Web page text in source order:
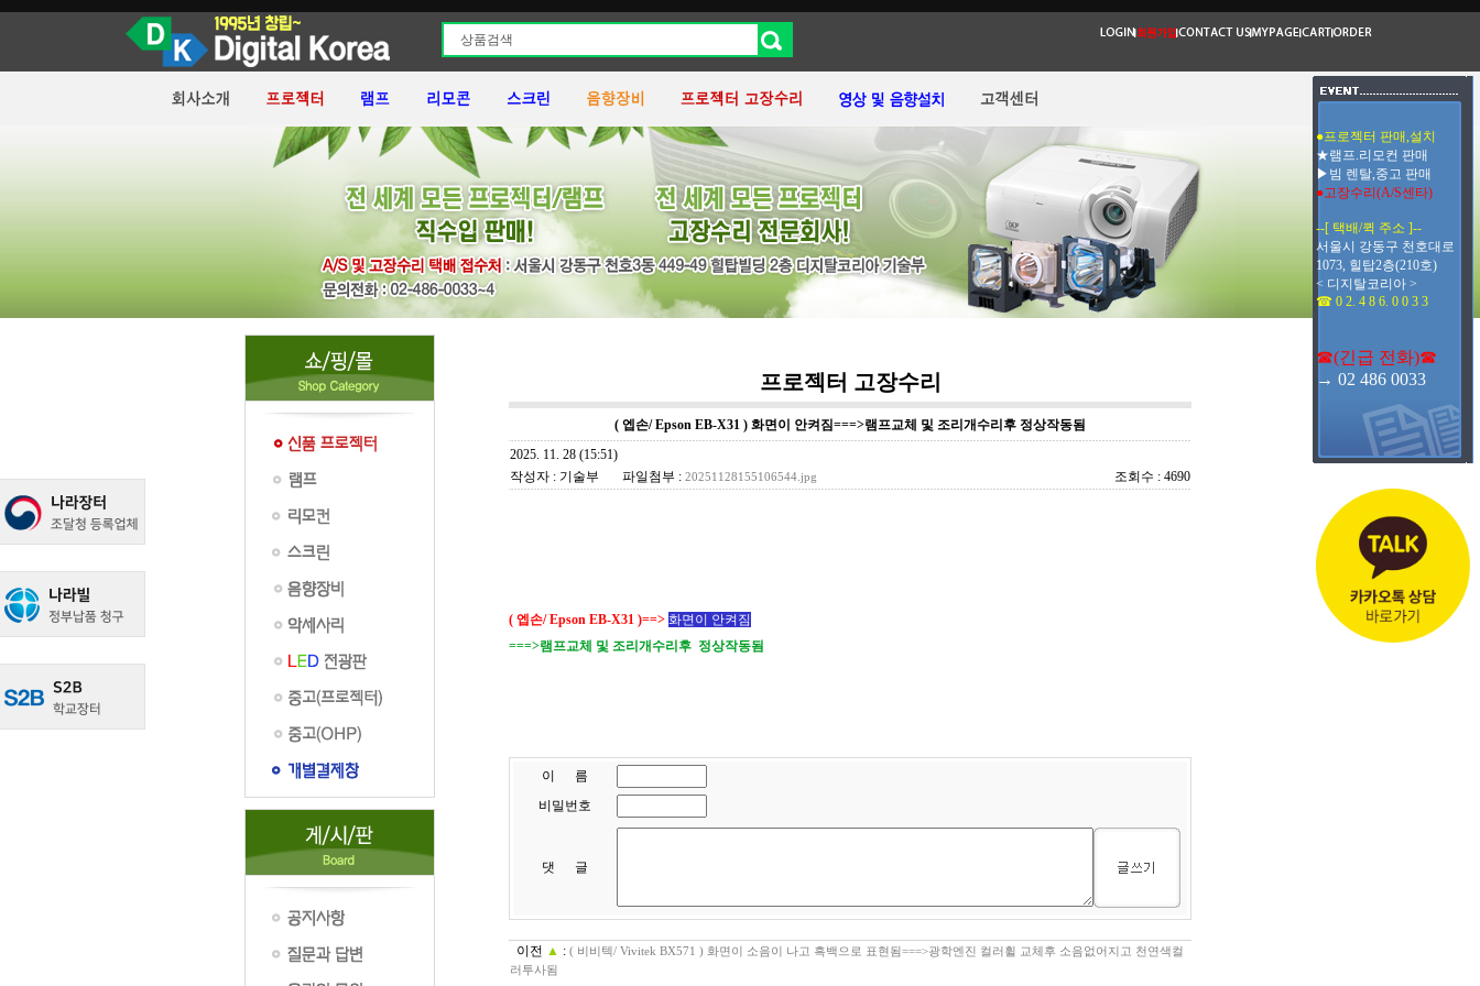
프로젝터 고장수리
( 엡손/ Epson EB-X31 ) 화면이 안켜짐===>램프교체 및 조리개수리후 정상작동됨
2025. 11. 28 (15:51)
작성자 : 기술부 파일첨부 : 20251128155106544.jpg 조회수 : 4690
( 엡손/ Epson EB-X31 )==> 화면이 안켜짐
===>램프교체 및 조리개수리후 정상작동됨
이 름
비밀번호
댓 글
이전 ▲ : ( 비비텍/ Vivitek BX571 ) 화면이 소음이 나고 흑백으로 표현됨===>광학엔진 컬러휠 교체후 소음없어지고 천연색컬
러투사됨
●프로젝터 판매,설치
★램프.리모컨 판매
▶빔 렌탈,중고 판매
●고장수리(A/S센타)
--[ 택배/퀵 주소 ]--
서울시 강동구 천호대로
1073, 힐탑2층(210호)
< 디지탈코리아 >
☎ 0 2. 4 8 6. 0 0 3 3
☎(긴급 전화)☎
→ 02 486 0033